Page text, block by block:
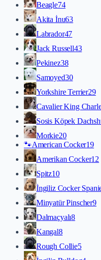
Beagle74
Akita İnu63
Labrador47
Jack Russell43
Pekinez38
Samoyed30
Yorkshire Terrier29
Cavalier King
Sosis Köpek
Morkie20
🐾American Cocker19
Amerikan Cocker12
Spitz10
İngiliz Cocker
Minyatür Pinscher9
Dalmaçyalı8
Kangal8
Rough Collie5